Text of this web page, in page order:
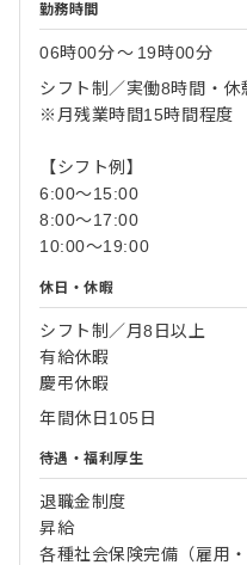
勤務時間
06時00分〜 19時00分
シフト制／実働8時間・休
※月残業時間15時間程度
【シフト例】
6:00～15:00
8:00～17:00
10:00～19:00
休日・休暇
シフト制／月8日以上
有給休暇
慶弔休暇
年間休日105日
待遇・福利厚生
退職金制度
昇給
各種社会保険完備（雇用